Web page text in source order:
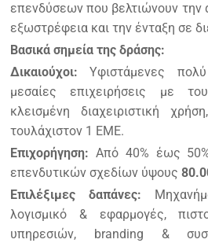
επενδύσεων που βελτιώνουν την
εξωστρέφεια και την ένταξη σε
Βασικά σημεία της δράσης:
Δικαιούχοι: Υφιστάμενες
μεσαίες επιχειρήσεις με
κλεισμένη διαχειριστική
τουλάχιστον 1 ΕΜΕ.
Επιχορήγηση: Από 40% έως
επενδυτικών σχεδίων ύψους
Επιλέξιμες δαπάνες:
λογισμικό & εφαρμογές,
υπηρεσιών, branding &